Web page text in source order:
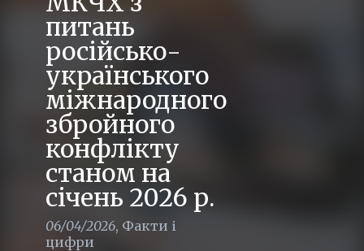
питань
російсько-
українського
міжнародного
збройного
конфлікту
станом на
січень 2026 р.
06/04/2026, Факти і
цифри